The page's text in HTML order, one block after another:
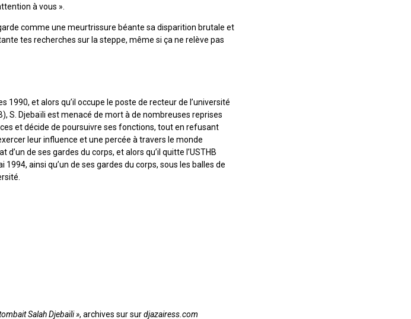
à vous ».
comme une meurtrissure béante sa disparition brutale et
tes recherches sur la steppe, même si ça ne relève pas
et alors qu’il occupe le poste de recteur de l’université
S. Djebaïli est menacé de mort à de nombreuses reprises
et décide de poursuivre ses fonctions, tout en refusant
leur influence et une percée à travers le monde
de ses gardes du corps, et alors qu’il quitte l’USTHB
ainsi qu’un de ses gardes du corps, sous les balles de
Salah Djebaïli », archives sur surdjazairess.com